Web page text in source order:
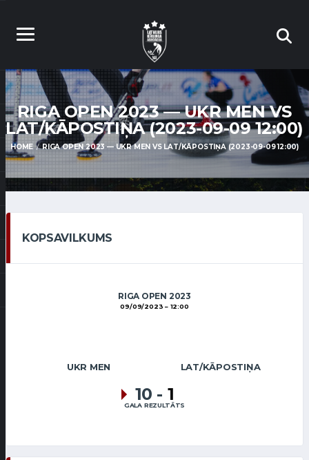
RIGA OPEN 2023 — UKR MEN VS
LAT/KĀPOSTIŅA (2023-09-09 12:00)
HOME RIGA OPEN 2023 — UKR MEN VS LAT/KĀPOSTIŅA (2023-09-09 12:00)
KOPSAVILKUMS
RIGA OPEN 2023
09/09/2023 12:00
UKR MEN LAT/KĀPOSTIŅA
10 - 1
GALA REZULTĀTS